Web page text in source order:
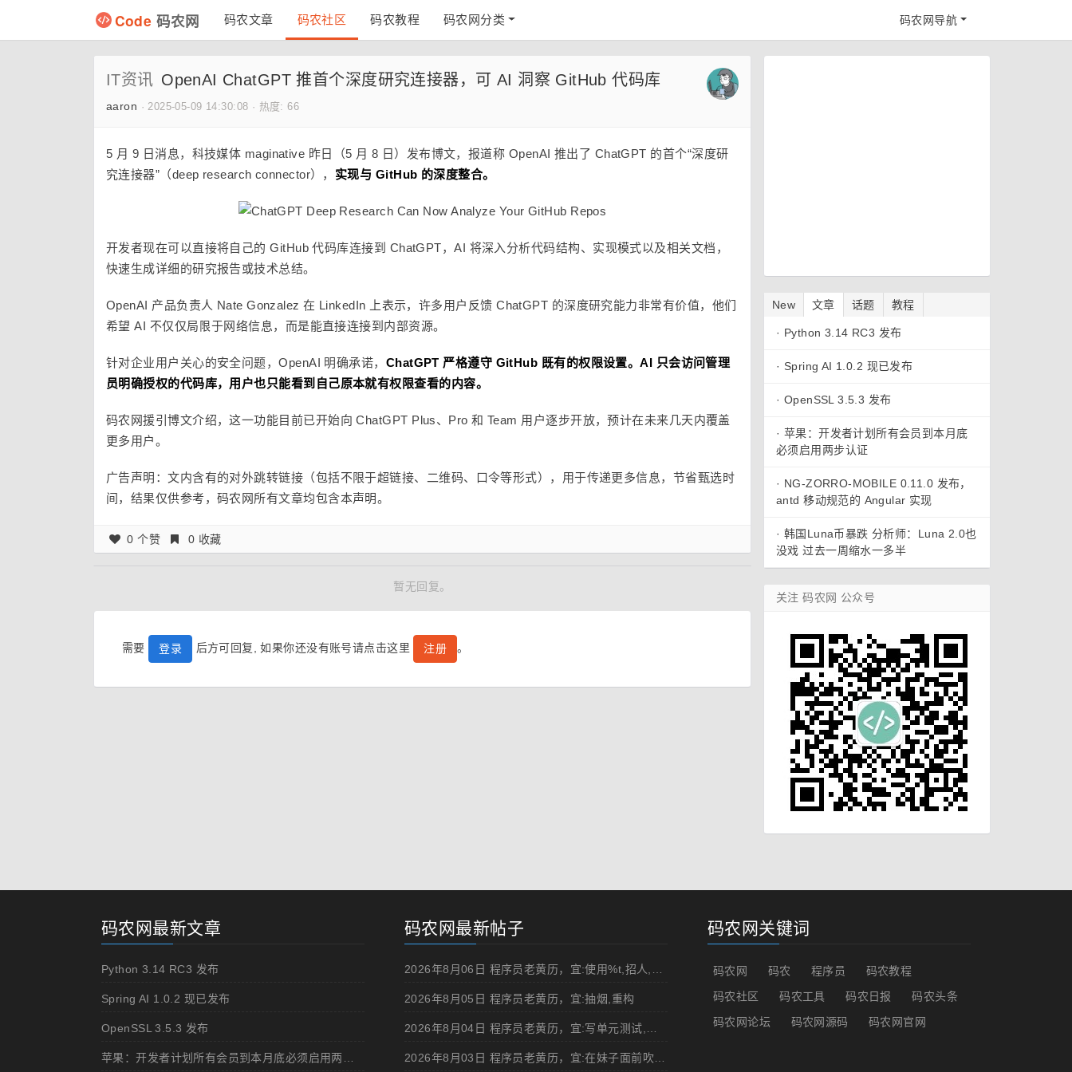
Code 码农网 码农文章 码农社区 码农教程 码农网分类 码农网导航
IT资讯 OpenAI ChatGPT 推首个深度研究连接器，可 AI 洞察 GitHub 代码库
aaron ·2025-05-09 14:30:08 · 热度: 66
5 月 9 日消息，科技媒体 maginative 昨日（5 月 8 日）发布博文，报道称 OpenAI 推出了 ChatGPT 的首个“深度研
究连接器”（deep research connector）， 实现与 GitHub 的深度整合。
开发者现在可以直接将自己的 GitHub 代码库连接到 ChatGPT，AI 将深入分析代码结构、实现模式以及相关文档，
快速生成详细的研究报告或技术总结。
OpenAI 产品负责人 Nate Gonzalez 在 LinkedIn 上表示，许多用户反馈 ChatGPT 的深度研究能力非常有价值，他们
希望 AI 不仅仅局限于网络信息，而是能直接连接到内部资源。
针对企业用户关心的安全问题，OpenAI 明确承诺， ChatGPT 严格遵守 GitHub 既有的权限设置。AI 只会访问管理
员明确授权的代码库，用户也只能看到自己原本就有权限查看的内容。
码农网援引博文介绍，这一功能目前已开始向 ChatGPT Plus、Pro 和 Team 用户逐步开放，预计在未来几天内覆盖
更多用户。
广告声明：文内含有的对外跳转链接（包括不限于超链接、二维码、口令等形式），用于传递更多信息，节省甄选时
间，结果仅供参考，码农网所有文章均包含本声明。
0 个赞 0 收藏
暂无回复。
需要 登录 后方可回复, 如果你还没有账号请点击这里 注册 。
New 文章 话题 教程
· Python 3.14 RC3 发布
· Spring AI 1.0.2 现已发布
· OpenSSL 3.5.3 发布
· 苹果：开发者计划所有会员到本月底
必须启用两步认证
· NG-ZORRO-MOBILE 0.11.0 发布，
antd 移动规范的 Angular 实现
· 韩国Luna币暴跌 分析师：Luna 2.0也
没戏 过去一周缩水一多半
关注 码农网 公众号
码农网最新文章
Python 3.14 RC3 发布
Spring AI 1.0.2 现已发布
OpenSSL 3.5.3 发布
码农网最新帖子
2026年8月05日 程序员老黄历，宜:抽烟,重构
2026年8月03日 程序员老黄历，宜:在妹子面前吹牛,浏览成人网站
码农网关键词
码农网 码农 程序员
码农教程
码农社区
码农工具 码农日报
码农头条
码农网论坛
码农网源码 码农网官网